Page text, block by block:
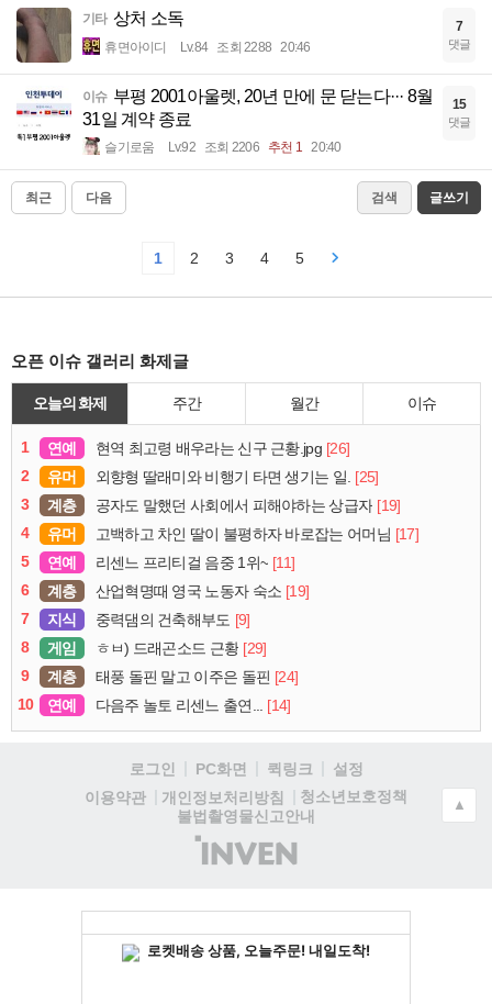
기타 상처 소독
휴면아이디 Lv.84 조회 2288 20:46
7
댓글
이슈 부평 2001아울렛, 20년 만에 문 닫는다··· 8월
31일 계약 종료
슬기로움 Lv.92 조회 2206 추천 1 20:40
15
댓글
최근 다음 검색 글쓰기
1 2 3 4 5
오픈 이슈 갤러리 화제글
오늘의 화제 주간 월간 이슈
1 연예 현역 최고령 배우라는 신구 근황.jpg [26]
2
유머 외향형 딸래미와 비행기 타면 생기는 일. [25]
3
계층 공자도 말했던 사회에서 피해야하는 상급자 [19]
4
유머 고백하고 차인 딸이 불평하자 바로잡는 어머님 [17]
5
연예 리센느 프리티걸 음중 1위~ [11]
6
계층 산업혁명때 영국 노동자 숙소 [19]
7
지식 중력댐의 건축해부도 [9]
8
게임 ㅎㅂ) 드래곤소드 근황 [29]
9
계층 태풍 돌핀 말고 이주은 돌핀 [24]
10
연예 다음주 놀토 리센느 출연... [14]
로그인 PC화면 퀵링크
설정
이용약관
개인정보처리방침
청소년보호정책
불법촬영물신고안내
(주)
인
▲